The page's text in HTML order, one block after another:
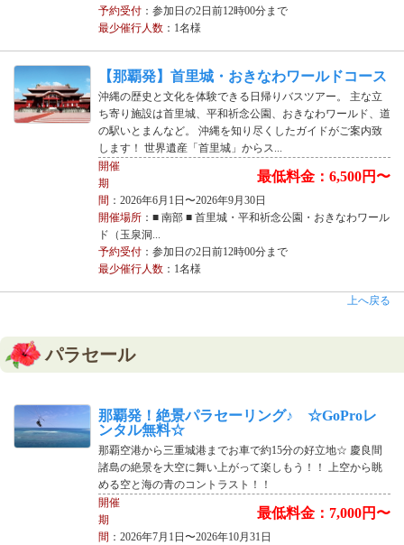
予約受付：参加日の2日前12時00分まで
最少催行人数：1名様
【那覇発】首里城・おきなわワールドコース
沖縄の歴史と文化を体験できる日帰りバスツアー。 主な立
ち寄り施設は首里城、平和祈念公園、おきなわワールド、道
の駅いとまんなど。 沖縄を知り尽くしたガイドがご案内致
します！ 世界遺産「首里城」からス...
最低料金：6,500円〜
開催
期
間 ：2026年6月1日〜2026年9月30日
開催場所：■ 南部 ■ 首里城・平和祈念公園・おきなわワール
ド（玉泉洞...
予約受付：参加日の2日前12時00分まで
最少催行人数：1名様
上へ戻る
パラセール
那覇発！絶景パラセーリング♪ ☆GoProレ
ンタル無料☆
那覇空港から三重城港までお車で約15分の好立地☆ 慶良間
諸島の絶景を大空に舞い上がって楽しもう！！ 上空から眺
める空と海の青のコントラスト！！
最低料金：7,000円〜
開催
期
間 ：2026年7月1日〜2026年10月31日